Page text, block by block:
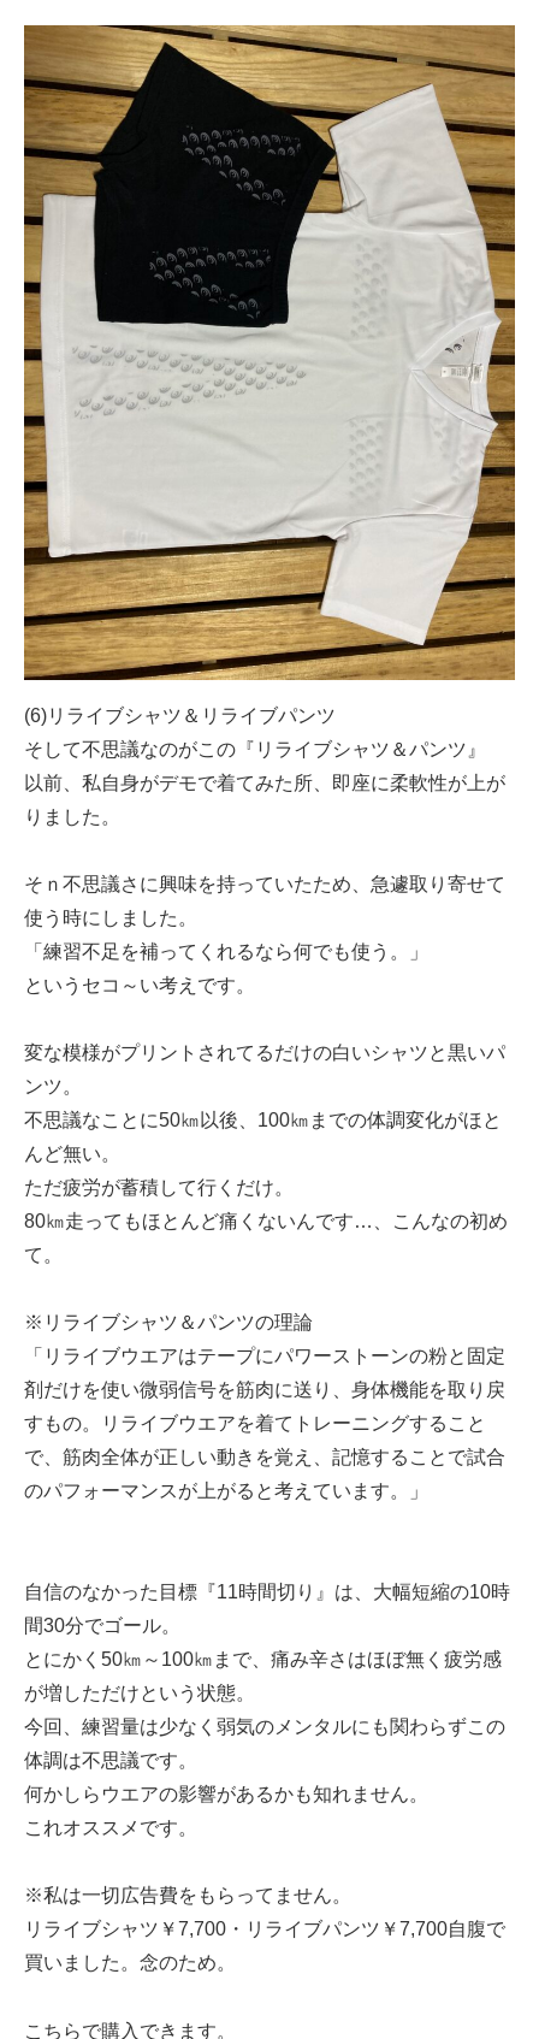
(6)リライブシャツ＆リライブパンツ
そして不思議なのがこの『リライブシャツ＆パンツ』
以前、私自身がデモで着てみた所、即座に柔軟性が上が
りました。
そｎ不思議さに興味を持っていたため、急遽取り寄せて
使う時にしました。
「練習不足を補ってくれるなら何でも使う。」
というセコ～い考えです。
変な模様がプリントされてるだけの白いシャツと黒いパ
ンツ。
不思議なことに50㎞以後、100㎞までの体調変化がほと
んど無い。
ただ疲労が蓄積して行くだけ。
80㎞走ってもほとんど痛くないんです…、こんなの初め
て。
※リライブシャツ＆パンツの理論
「リライブウエアはテープにパワーストーンの粉と固定
剤だけを使い微弱信号を筋肉に送り、身体機能を取り戻
すもの。リライブウエアを着てトレーニングすること
で、筋肉全体が正しい動きを覚え、記憶することで試合
のパフォーマンスが上がると考えています。」
自信のなかった目標『11時間切り』は、大幅短縮の10時
間30分でゴール。
とにかく50㎞～100㎞まで、痛み辛さはほぼ無く疲労感
が増しただけという状態。
今回、練習量は少なく弱気のメンタルにも関わらずこの
体調は不思議です。
何かしらウエアの影響があるかも知れません。
これオススメです。
※私は一切広告費をもらってません。
リライブシャツ￥7,700・リライブパンツ￥7,700自腹で
買いました。念のため。
こちらで購入できます。